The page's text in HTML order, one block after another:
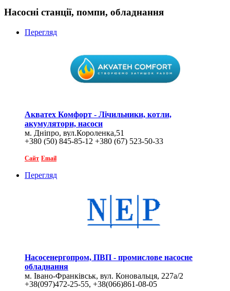
Насосні станції, помпи, обладнання
Перегляд
Акватех Комфорт - Лічильники, котли,
акумулятори, насоси
м. Дніпро, вул.Короленка,51
+380 (50) 845-85-12 +380 (67) 523-50-33
Сайт Email
Перегляд
Насосенергопром, ПВП - промислове насосне
обладнання
м. Івано-Франківськ, вул. Коновальця, 227а/2
+38(097)472-25-55, +38(066)861-08-05